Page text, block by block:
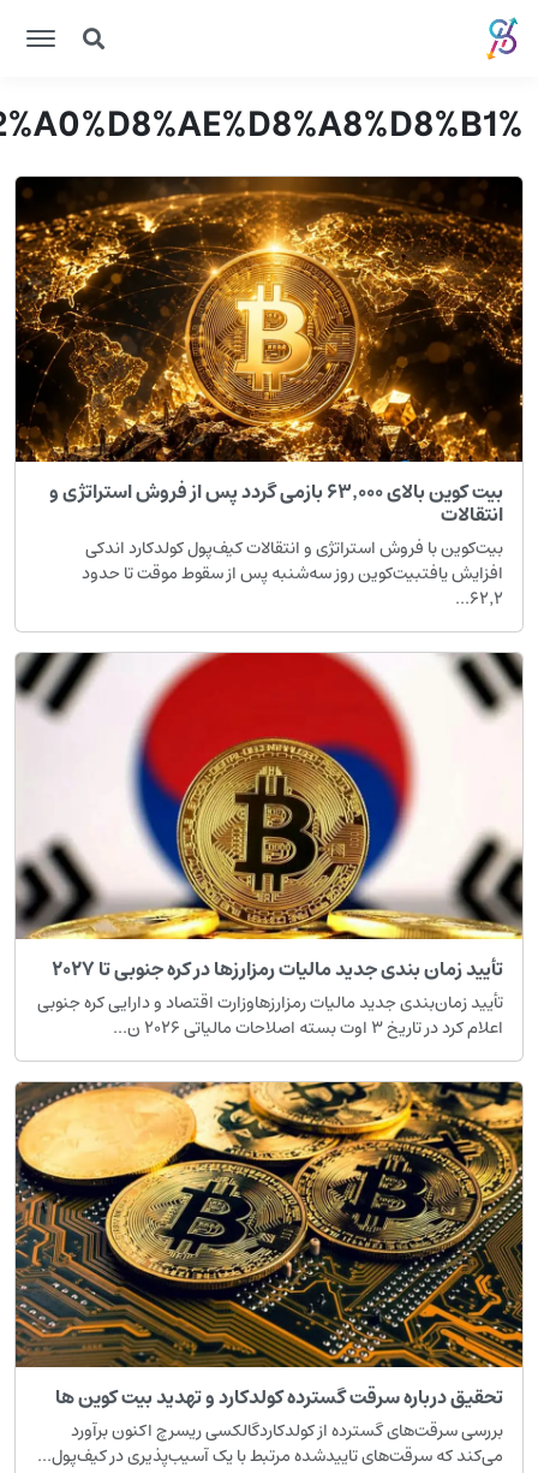
بیت کوین بالای ۶۳٬۰۰۰ بازمی گردد پس از فروش استراتژی و
با فروش استراتژی و انتقالات کیف‌پول کولدکارد اندکی
یافتبیت‌کوین روز سه‌شنبه پس از سقوط موقت تا حدود
زمان بندی جدید مالیات رمزارزها در کره جنوبی تا ۲۰۲۷
زمان‌بندی جدید مالیات رمزارزهاوزارت اقتصاد و دارایی کره جنوبی
کرد در تاریخ ۳ اوت بسته اصلاحات مالیاتی ۲۰۲۶ ن...
درباره سرقت گسترده کولدکارد و تهدید بیت کوین ها
سرقت‌های گسترده از کولدکاردگالکسی ریسرچ اکنون برآورد
که سرقت‌های تاییدشده مرتبط با یک آسیب‌پذیری در کیف‌پول...